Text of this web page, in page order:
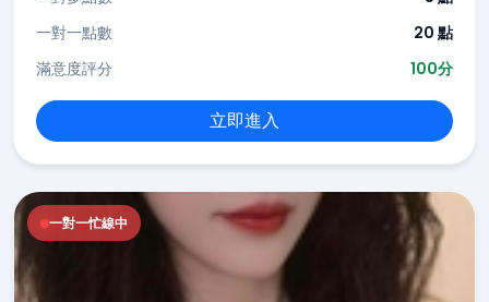
一對一點數
20 點
滿意度評分
100分
立即進入
一對一忙線中